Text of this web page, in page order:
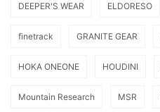
DEEPER'S WEAR ELDORESO
finetrack GRANITE GEAR
HOKA ONEONE HOUDINI
Mountain Research MSR